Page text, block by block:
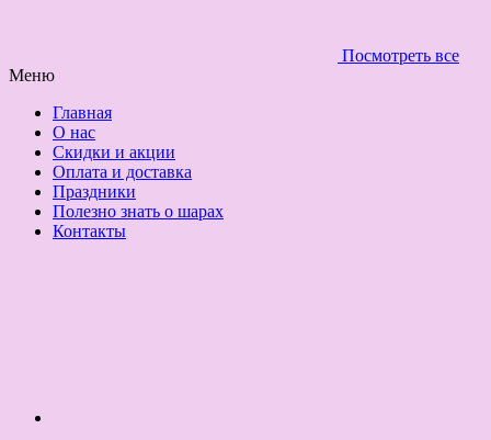
Посмотреть все
Меню
Главная
О нас
Скидки и акции
Оплата и доставка
Праздники
Полезно знать о шарах
Контакты